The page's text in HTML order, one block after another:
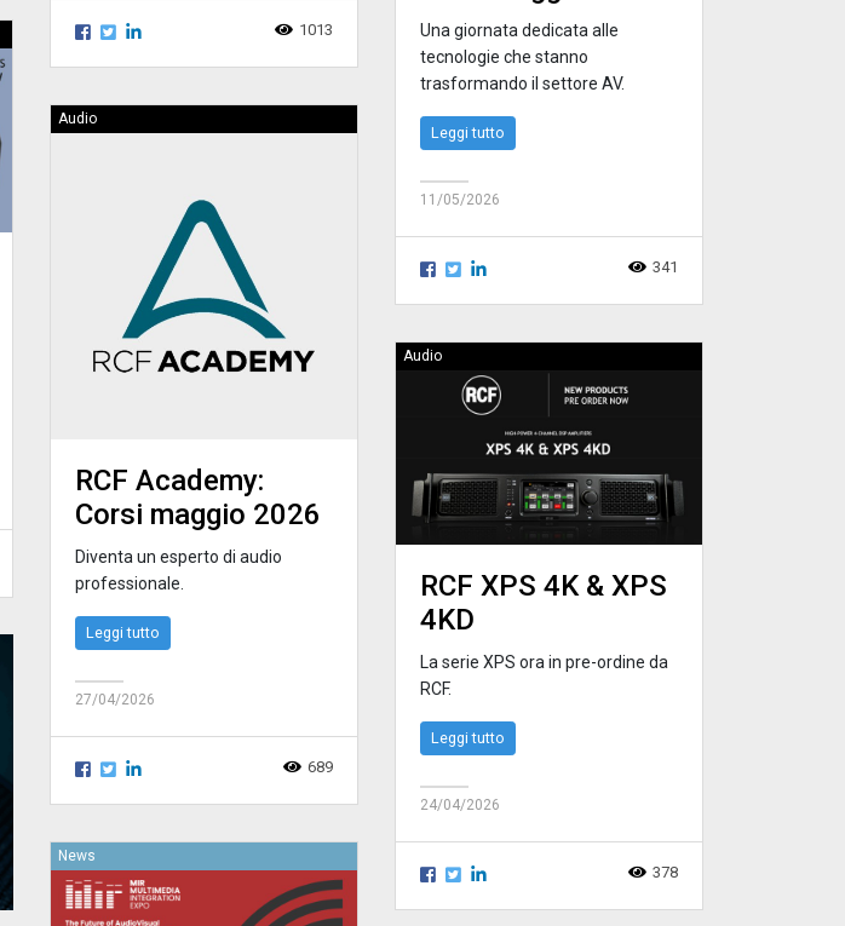
1013
Una giornata dedicata alle
tecnologie che stanno
trasformando il settore AV.
Leggi tutto
11/05/2026
341
Audio
RCF Academy:
Corsi maggio 2026
Diventa un esperto di audio
professionale.
Leggi tutto
27/04/2026
689
Audio
RCF XPS 4K & XPS
4KD
La serie XPS ora in pre-ordine da
RCF.
Leggi tutto
24/04/2026
378
News